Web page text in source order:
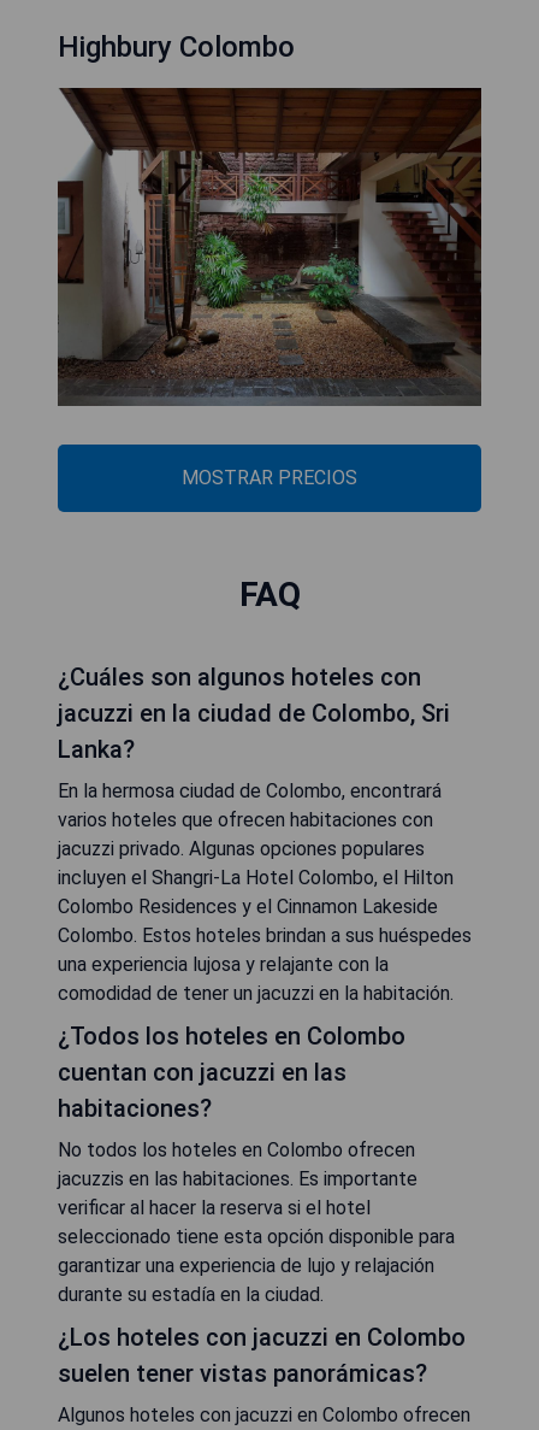
Highbury Colombo
MOSTRAR PRECIOS
FAQ
¿Cuáles son algunos hoteles con
jacuzzi en la ciudad de Colombo, Sri
Lanka?
En la hermosa ciudad de Colombo, encontrará
varios hoteles que ofrecen habitaciones con
jacuzzi privado. Algunas opciones populares
incluyen el Shangri-La Hotel Colombo, el Hilton
Colombo Residences y el Cinnamon Lakeside
Colombo. Estos hoteles brindan a sus huéspedes
una experiencia lujosa y relajante con la
comodidad de tener un jacuzzi en la habitación.
¿Todos los hoteles en Colombo
cuentan con jacuzzi en las
habitaciones?
No todos los hoteles en Colombo ofrecen
jacuzzis en las habitaciones. Es importante
verificar al hacer la reserva si el hotel
seleccionado tiene esta opción disponible para
garantizar una experiencia de lujo y relajación
durante su estadía en la ciudad.
¿Los hoteles con jacuzzi en Colombo
suelen tener vistas panorámicas?
Algunos hoteles con jacuzzi en Colombo ofrecen